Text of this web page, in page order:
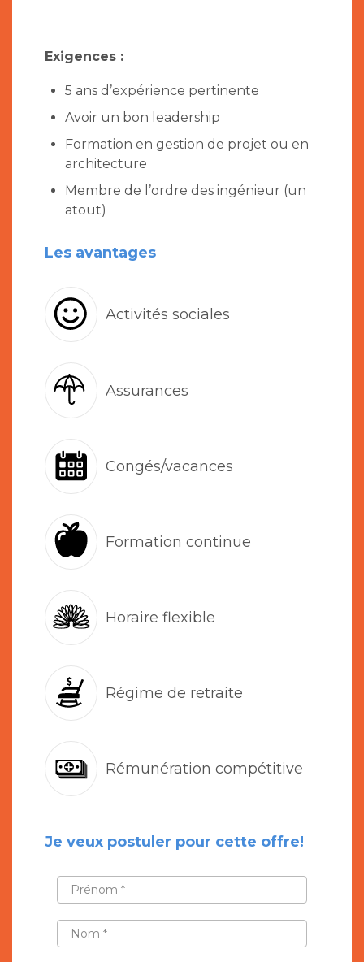
Exigences :
5 ans d’expérience pertinente
Avoir un bon leadership
Formation en gestion de projet ou en
architecture
Membre de l’ordre des ingénieur (un
atout)
Les avantages
Activités sociales
Assurances
Congés/vacances
Formation continue
Horaire flexible
Régime de retraite
Rémunération compétitive
Je veux postuler pour cette offre!
PRÉNOM
NOM